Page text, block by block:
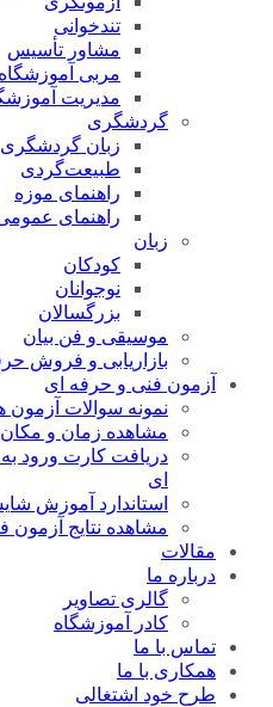
تندخوانی
مشاور تأسیس
مربی آموزشگاه
مدیریت
گردشگری
زبان گردشگری
طبیعت‌گردی
راهنمای موزه
راهنمای
زبان
کودکان
نوجوانان
بزرگسالان
موسیقی و فن بیان
بازاریابی و فروش
آزمون فنی و حرفه ای
نمونه سوالات
مشاهده زمان و
دریافت کارت ورود
ای
استاندارد آموزش
مشاهده نتایج
مقالات
درباره ما
گالری تصاویر
کادر آموزشگاه
تماس با ما
همکاری با ما
طرح خود اشتغالی